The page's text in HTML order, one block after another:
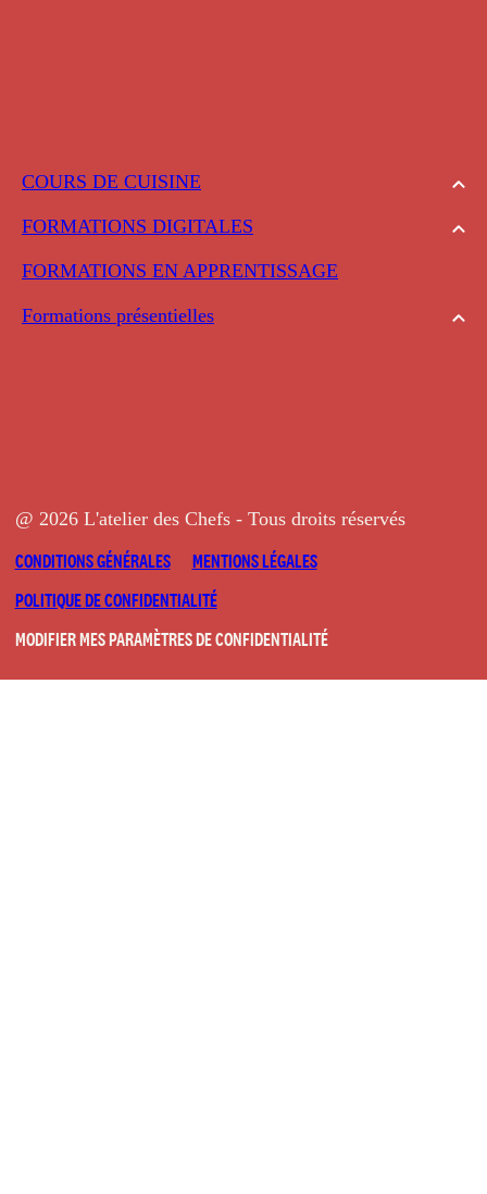
COURS DE CUISINE
FORMATIONS DIGITALES
FORMATIONS EN APPRENTISSAGE
Formations présentielles
@ 2026 L'atelier des Chefs - Tous droits réservés
CONDITIONS GÉNÉRALES
MENTIONS LÉGALES
POLITIQUE DE CONFIDENTIALITÉ
MODIFIER MES PARAMÈTRES DE CONFIDENTIALITÉ